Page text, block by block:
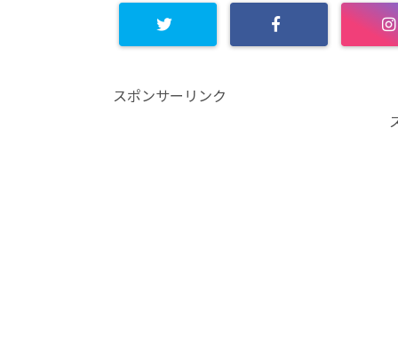
スポンサーリンク